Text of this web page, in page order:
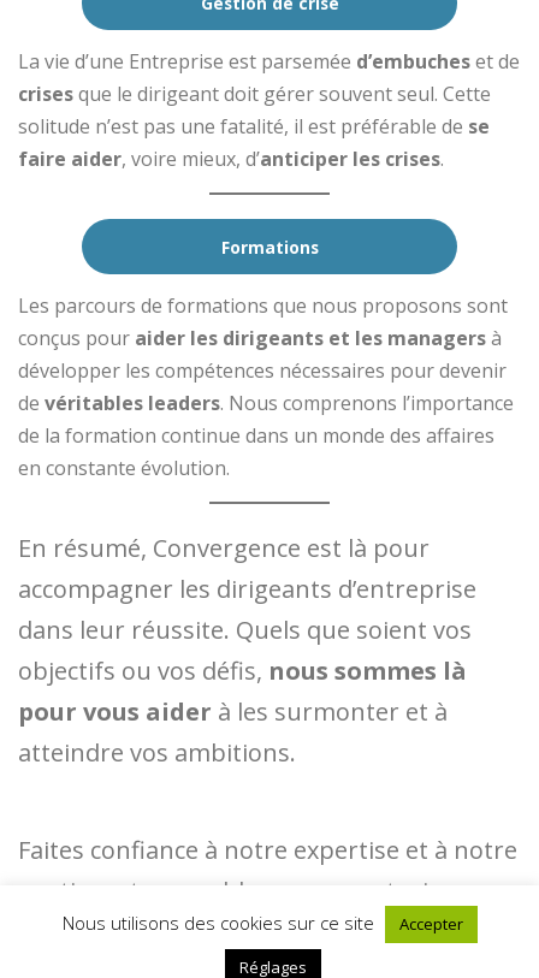
La vie d’une Entreprise est parsemée d’embucheset de
crisesque le dirigeant doit gérer souvent seul. Cette
solitude n’est pas une fatalité, il est préférable de se
faire aider, voire mieux, d’anticiper les crises.
Formations
Les parcours de formations que nous proposons sont
conçus pour aider les dirigeants et les managersà
développer les compétences nécessaires pour devenir
de véritables leaders. Nous comprenons l’importance
de la formation continue dans un monde des affaires
en constante évolution.
En résumé, Convergence est là pour
accompagner les dirigeants d’entreprise
dans leur réussite. Quels que soient vos
objectifs ou vos défis, nous sommes là
pour vous aider à les surmonter et à
atteindre vos ambitions.
Faites confiance à notre expertise et à notre
soutien, et ensemble, nous construirons un
avenir prospère pour votre entreprise.
Nous utilisons des cookies sur ce site
Accepter
Réglages